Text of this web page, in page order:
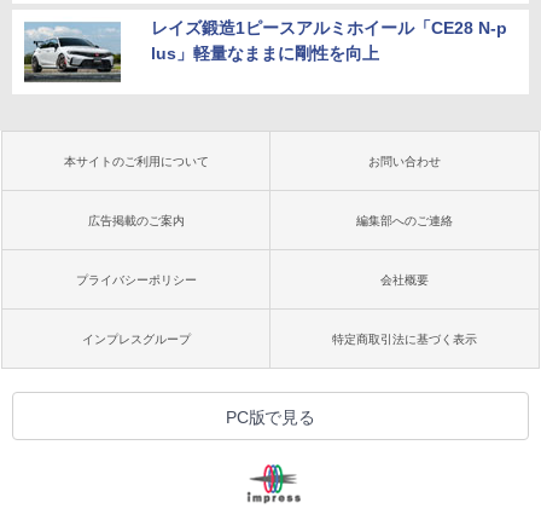
レイズ鍛造1ピースアルミホイール「CE28 N-p
lus」軽量なままに剛性を向上
本サイトのご利用について お問い合わせ
広告掲載のご案内 編集部へのご連絡
プライバシーポリシー 会社概要
インプレスグループ 特定商取引法に基づく表示
PC版で見る